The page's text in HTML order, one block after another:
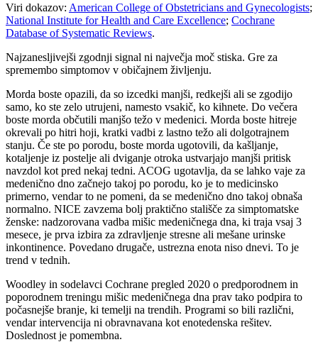
Viri dokazov: American College of Obstetricians and Gynecologists;
National Institute for Health and Care Excellence; Cochrane
Database of Systematic Reviews.
Najzanesljivejši zgodnji signal ni največja moč stiska. Gre za
spremembo simptomov v običajnem življenju.
Morda boste opazili, da so izcedki manjši, redkejši ali se zgodijo
samo, ko ste zelo utrujeni, namesto vsakič, ko kihnete. Do večera
boste morda občutili manjšo težo v medenici. Morda boste hitreje
okrevali po hitri hoji, kratki vadbi z lastno težo ali dolgotrajnem
stanju. Če ste po porodu, boste morda ugotovili, da kašljanje,
kotaljenje iz postelje ali dviganje otroka ustvarjajo manjši pritisk
navzdol kot pred nekaj tedni. ACOG ugotavlja, da se lahko vaje za
medenično dno začnejo takoj po porodu, ko je to medicinsko
primerno, vendar to ne pomeni, da se medenično dno takoj obnaša
normalno. NICE zavzema bolj praktično stališče za simptomatske
ženske: nadzorovana vadba mišic medeničnega dna, ki traja vsaj 3
mesece, je prva izbira za zdravljenje stresne ali mešane urinske
inkontinence. Povedano drugače, ustrezna enota niso dnevi. To je
trend v tednih.
Woodley in sodelavci Cochrane pregled 2020 o predporodnem in
poporodnem treningu mišic medeničnega dna prav tako podpira to
počasnejše branje, ki temelji na trendih. Programi so bili različni,
vendar intervencija ni obravnavana kot enotedenska rešitev.
Doslednost je pomembna.